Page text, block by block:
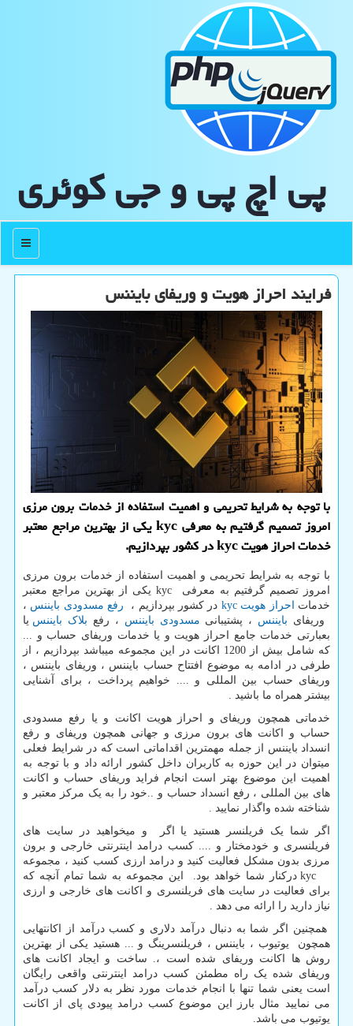
پی اچ پی و جی كوئری
منو
فرایند احراز هویت و وریفای بایننس
با توجه به شرایط تحریمی و اهمیت استفاده از خدمات برون مرزی
امروز تصمیم گرفتیم به معرفی kyc یكی از بهترین مراجع معتبر
خدمات احراز هویت kyc در كشور بپردازیم.
با توجه به شرایط تحریمی و اهمیت استفاده از خدمات برون مرزی
امروز تصمیم گرفتیم به معرفی
kycیکی از بهترین مراجع معتبر
خدمات
احراز هویتkyc در کشور بپردازیم ، رفع مسدودی بایننس ،
وریفای بایننس ، پشتیبانی مسدودی بایننس ، رفع بلاک بایننس یا
بعبارتی خدمات جامع احراز هویت و یا خدمات وریفای حساب و ...
که شامل بیش از 1200 اکانت در این مجموعه میباشد بپردازیم ، از
طرفی در ادامه به موضوع افتتاح حساب بایننس ، وریفای بایننس ،
وریفای حساب بین المللی و .... خواهیم پرداخت ، برای آشنایی
بیشتر همراه ما باشید .
خدماتی همچون وریفای و احراز هویت اکانت و یا رفع مسدودی
حساب و اکانت های برون مرزی و جهانی همچون وریفای و رفع
انسداد بایننس از جمله مهمترین اقداماتی است که در شرایط فعلی
میتوان در این حوزه به کاربران داخل کشور ارائه داد و با توجه به
اهمیت این موضوع بهتر است انجام فراید وریفای حساب و اکانت
های بین المللی ، رفع انسداد حساب و ..خود را به یک مرکز معتبر و
شناخته شده واگذار نمایید .
اگر شما یک فریلنسر هستید یا اگر و میخواهید در سایت های
فریلنسری و خودمختار و .... کسب درامد اینترنتی خارجی و برون
مرزی بدون مشکل فعالیت کنید و درامد ارزی کسب کنید ، مجموعه
kyc درکنار شما خواهد بود. این مجموعه به شما تمام آنچه که
برای فعالیت در سایت های فریلنسری و اکانت های خارجی و ارزی
نیاز دارید را ارائه می دهد .
همچنین اگر شما به دنبال درآمد دلاری و کسب درآمد از اکانتهایی
همچون یوتیوب ، بایننس ، فریلنسرینگ و ... هستید یکی از بهترین
روش ها اکانت وریفای شده است ،. ساخت و ایجاد اکانت های
وریفای شده یک راه مطمئن کسب درامد اینترنتی واقعی رایگان
است یعنی شما تنها با انجام خدمات مورد نظر به دلار کسب درآمد
می نمایید مثال بارز این موضوع کسب درامد پیودی پای از اکانت
یوتیوب می باشد.